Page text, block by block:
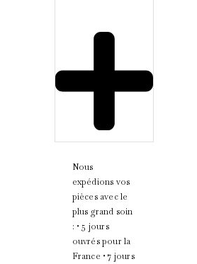
Nous
expédions vos
pièces avec le
plus grand soin
: • 5 jours
ouvrés pour la
France • 7 jours